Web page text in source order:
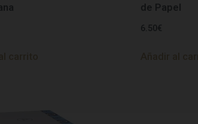
de Papel
6.50€